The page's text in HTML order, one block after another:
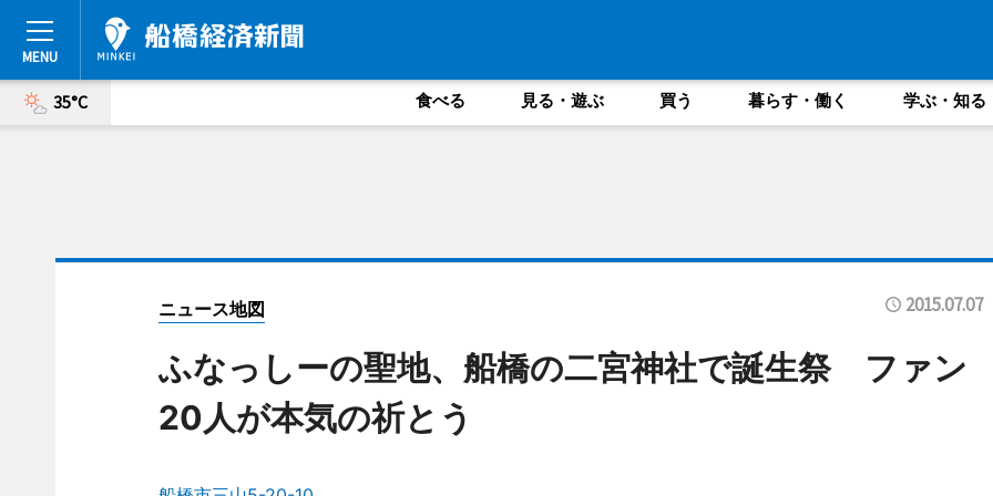
35°C 食べる 見る・遊ぶ 買う 暮らす・働く 学ぶ・知る
ニュース地図 2015.07.07
ふなっしーの聖地、船橋の二宮神社で誕生祭 ファン
20人が本気の祈とう